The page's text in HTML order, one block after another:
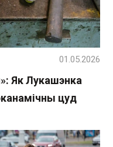
Як Лукашэнка
цуд
01.05.2026